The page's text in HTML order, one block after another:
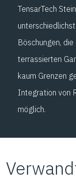
TensarTech
Böschungen,
terrassierten
kaum Grenzen
Integration von
möglich.